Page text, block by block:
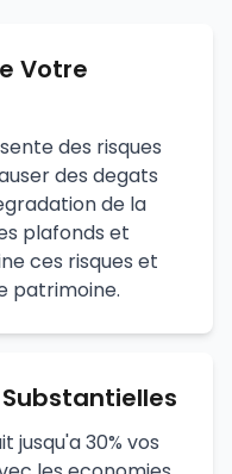
Votre
des risques
des degats
de la
plafonds et
ces risques et
patrimoine.
jusqu'a 30% vos